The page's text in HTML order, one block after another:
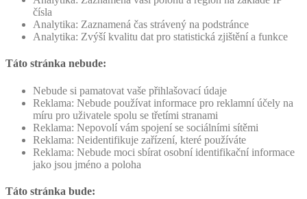
čísla
Analytika: Zaznamená čas strávený na podstránce
Analytika: Zvýší kvalitu dat pro statistická zjištění a funkce
Táto stránka nebude:
Nebude si pamatovat vaše přihlašovací údaje
Reklama: Nebude používat informace pro reklamní účely na
míru pro uživatele spolu se třetími stranami
Reklama: Nepovolí vám spojení se sociálními sítěmi
Reklama: Neidentifikuje zařízení, které používáte
Reklama: Nebude moci sbírat osobní identifikační informace
jako jsou jméno a poloha
Táto stránka bude: